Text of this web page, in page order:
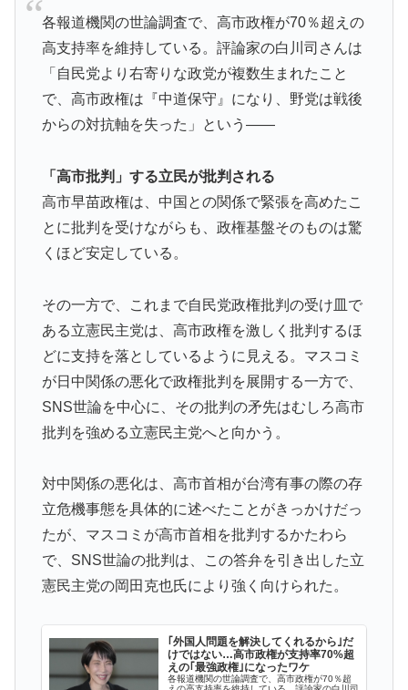
▶
「1個9,983キロカロリー、成人が4〜5日かけて食べる
量」店名は『心臓発作グリル』、そこで本当に心臓発作
が起きた日
【伝説の100得点、いまだ都市伝説扱い】海外「バムの
83点でようやく信じた」
外国人「日本の未来は安泰だ」16歳MF三井寺眞、衝撃
ゴール！久保建英超え歴代2位の記録！3得点に絡む活躍
で海外絶賛！【海外の反応】
【衝撃】韓国人「日本の名門女子校、漫画のままかよ」
辺のトマトに砂糖水を注入していただけなのが判明して
大問題にw
▶ 軽飛行機が屋根すれすれを抜けて飛行場へ、車輪を出さ
ないまま胴体着陸「これよりひどい着陸なら山ほど見て
きた」【海外の反応】
▶ 韓国人「トヨタが2027年に次世代ハイブリッドバッテ
▶ 海外「日本なんて行くんじゃなかった…」 日本を知っ
てしまったディズニー信者、帰国後『本家』に失望する
事態に
▶ 海外「親が買った覚えのないプレゼントが山積みなのに
▶
韓国人「過去のW杯で韓国代表がドーピング検査をすり
抜けるように注射していたものがこちら…」→「恥ずか
しい…（ﾌﾞﾙﾌﾞﾙ」＝韓国の反応
各報道機関の世論調査で、高市政権が70％超えの
高支持率を維持している。評論家の白川司さんは
「自民党より右寄りな政党が複数生まれたこと
で、高市政権は『中道保守』になり、野党は戦後
からの対抗軸を失った」という――
「高市批判」する立民が批判される
高市早苗政権は、中国との関係で緊張を高めたこ
とに批判を受けながらも、政権基盤そのものは驚
くほど安定している。
その一方で、これまで自民党政権批判の受け皿で
ある立憲民主党は、高市政権を激しく批判するほ
どに支持を落としているように見える。マスコミ
が日中関係の悪化で政権批判を展開する一方で、
SNS世論を中心に、その批判の矛先はむしろ高市
批判を強める立憲民主党へと向かう。
対中関係の悪化は、高市首相が台湾有事の際の存
立危機事態を具体的に述べたことがきっかけだっ
たが、マスコミが高市首相を批判するかたわら
で、SNS世論の批判は、この答弁を引き出した立
憲民主党の岡田克也氏により強く向けられた。
｢外国人問題を解決してくれるから｣だ
けではない…高市政権が支持率70%超
えの｢最強政権｣になったワケ
各報道機関の世論調査で、高市政権が70％超